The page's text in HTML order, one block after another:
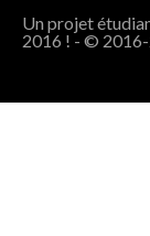
Un projet
2016 ! - ©